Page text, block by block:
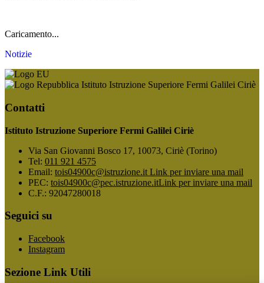
Caricamento...
Notizie
Istituto Istruzione Superiore Fermi Galilei Ciriè
Contatti
Istituto Istruzione Superiore Fermi Galilei Ciriè
Via San Giovanni Bosco 17, 10073, Ciriè (Torino)
Tel: 011 921 4575
Email: tois04900c@istruzione.it Link per inviare una mail
PEC: tois04900c@pec.istruzione.itLink per inviare una mail
C.F.: 92047280018
Seguici su
Facebook
Instagram
Sezione Link Utili